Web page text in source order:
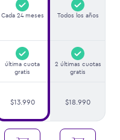
Cada 24 meses Todos los años
última cuota
gratis
2 últimas cuotas
gratis
$13.990 $18.990